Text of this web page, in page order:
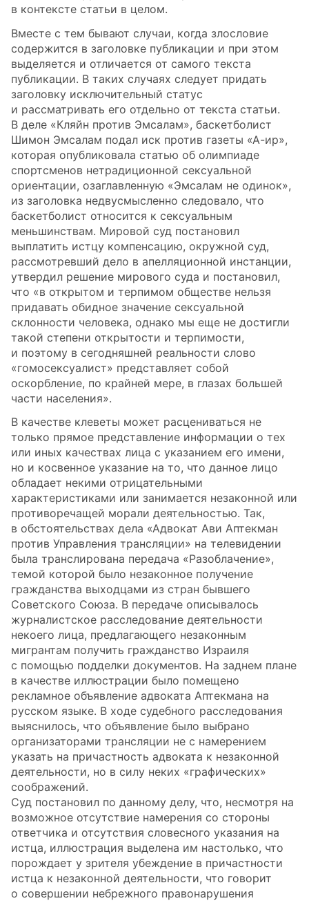
в контексте статьи в целом.
Вместе с тем бывают случаи, когда злословие
содержится в заголовке публикации и при этом
выделяется и отличается от самого текста
публикации. В таких случаях следует придать
заголовку исключительный статус
и рассматривать его отдельно от текста статьи.
В деле «Кляйн против Эмсалам», баскетболист
Шимон Эмсалам подал иск против газеты «А-ир»,
которая опубликовала статью об олимпиаде
спортсменов нетрадиционной сексуальной
ориентации, озаглавленную «Эмсалам не одинок»,
из заголовка недвусмысленно следовало, что
баскетболист относится к сексуальным
меньшинствам. Мировой суд постановил
выплатить истцу компенсацию, окружной суд,
рассмотревший дело в апелляционной инстанции,
утвердил решение мирового суда и постановил,
что «в открытом и терпимом обществе нельзя
придавать обидное значение сексуальной
склонности человека, однако мы еще не достигли
такой степени открытости и терпимости,
и поэтому в сегодняшней реальности слово
«гомосексуалист» представляет собой
оскорбление, по крайней мере, в глазах большей
части населения».
В качестве клеветы может расцениваться не
только прямое представление информации о тех
или иных качествах лица с указанием его имени,
но и косвенное указание на то, что данное лицо
обладает некими отрицательными
характеристиками или занимается незаконной или
противоречащей морали деятельностью. Так,
в обстоятельствах дела «Адвокат Ави Аптекман
против Управления трансляции» на телевидении
была транслирована передача «Разоблачение»,
темой которой было незаконное получение
гражданства выходцами из стран бывшего
Советского Союза. В передаче описывалось
журналистское расследование деятельности
некоего лица, предлагающего незаконным
мигрантам получить гражданство Израиля
с помощью подделки документов. На заднем плане
в качестве иллюстрации было помещено
рекламное объявление адвоката Аптекмана на
русском языке. В ходе судебного расследования
выяснилось, что объявление было выбрано
организаторами трансляции не с намерением
указать на причастность адвоката к незаконной
деятельности, но в силу неких «графических»
соображений.
Суд постановил по данному делу, что, несмотря на
возможное отсутствие намерения со стороны
ответчика и отсутствия словесного указания на
истца, иллюстрация выделена им настолько, что
порождает у зрителя убеждение в причастности
истца к незаконной деятельности, что говорит
о совершении небрежного правонарушения